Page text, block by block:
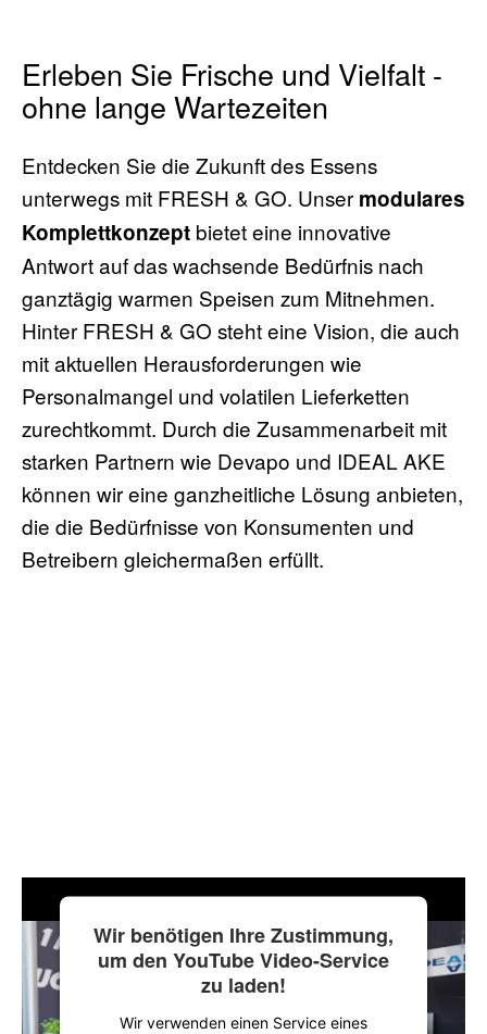
Erleben Sie Frische und Vielfalt -
ohne lange Wartezeiten
Entdecken Sie die Zukunft des Essens
unterwegs mit FRESH & GO. Unser modulares
Komplettkonzept bietet eine innovative
Antwort auf das wachsende Bedürfnis nach
ganztägig warmen Speisen zum Mitnehmen.
Hinter FRESH & GO steht eine Vision, die auch
mit aktuellen Herausforderungen wie
Personalmangel und volatilen Lieferketten
zurechtkommt. Durch die Zusammenarbeit mit
starken Partnern wie Devapo und IDEAL AKE
können wir eine ganzheitliche Lösung anbieten,
die die Bedürfnisse von Konsumenten und
Betreibern gleichermaßen erfüllt.
Wir benötigen Ihre Zustimmung,
um den YouTube Video-Service
zu laden!
Wir verwenden einen Service eines